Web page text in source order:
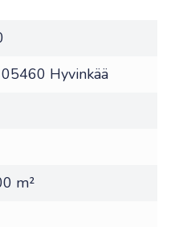
Hyvinkää
m²